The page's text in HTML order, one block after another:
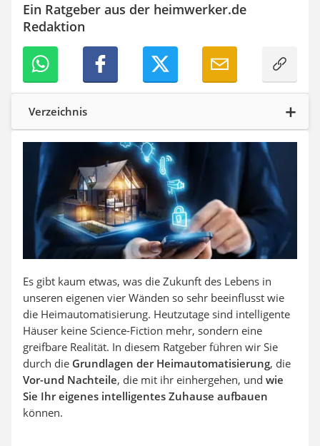
Heizkissen
Digitale Zeitschaltuhr
Paketbriefkasten
Fensterkontaktschalter
Hygrometer
LED-Baustrahler
Aluleiter
Tiefengrund
LED-Beamer
Video-Türsprechanlage
Ein Ratgeber aus der heimwerker.de
Redaktion
Verzeichnis
Es gibt kaum etwas, was die Zukunft des Lebens in
unseren eigenen vier Wänden so sehr beeinflusst wie
die Heimautomatisierung. Heutzutage sind intelligente
Häuser keine Science-Fiction mehr, sondern eine
greifbare Realität. In diesem Ratgeber führen wir Sie
durch die Grundlagen der Heimautomatisierung, die
Vor-und Nachteile, die mit ihr einhergehen, und wie
Sie Ihr eigenes intelligentes Zuhause aufbauen
können.